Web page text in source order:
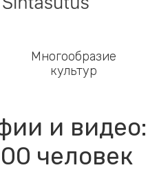
Многообразие
культур
и
человек